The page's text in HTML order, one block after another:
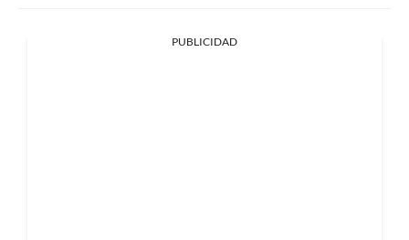
PUBLICIDAD